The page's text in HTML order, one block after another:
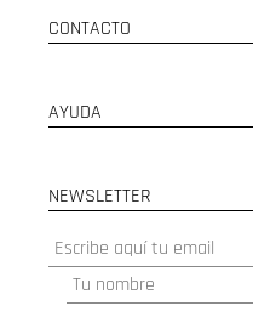
CONTACTO
AYUDA
NEWSLETTER